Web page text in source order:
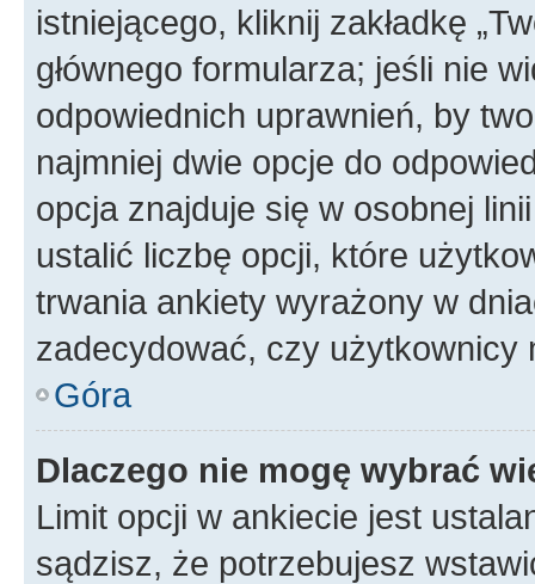
istniejącego, kliknij zakładkę
głównego formularza; jeśli nie
odpowiednich uprawnień, by
najmniej dwie opcje do
opcja znajduje się w osobnej
ustalić liczbę opcji, które
trwania ankiety wyrażony w
zadecydować, czy użytkownicy
Góra
Dlaczego nie mogę wybrać
Limit opcji w ankiecie jest
sądzisz, że potrzebujesz